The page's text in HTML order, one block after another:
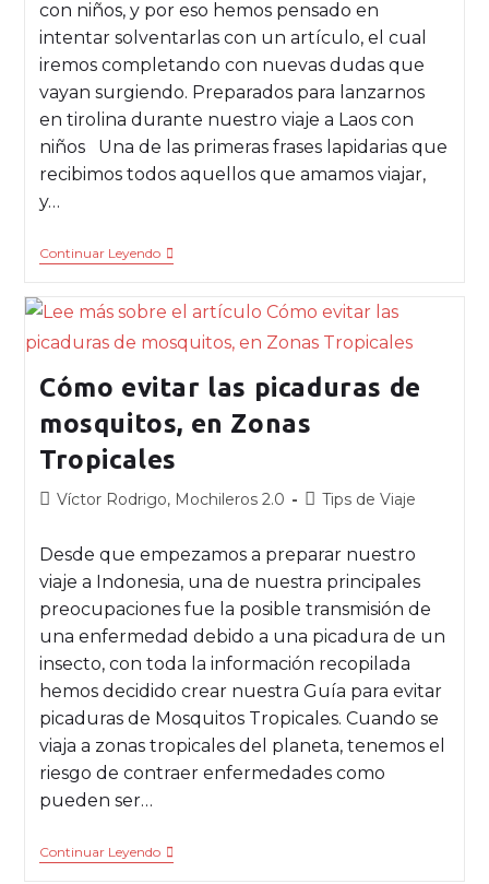
con niños, y por eso hemos pensado en
intentar solventarlas con un artículo, el cual
iremos completando con nuevas dudas que
vayan surgiendo. Preparados para lanzarnos
en tirolina durante nuestro viaje a Laos con
niños Una de las primeras frases lapidarias que
recibimos todos aquellos que amamos viajar,
y…
Continuar Leyendo
Cómo evitar las picaduras de
mosquitos, en Zonas
Tropicales
Víctor Rodrigo, Mochileros 2.0 Tips de Viaje
Desde que empezamos a preparar nuestro
viaje a Indonesia, una de nuestra principales
preocupaciones fue la posible transmisión de
una enfermedad debido a una picadura de un
insecto, con toda la información recopilada
hemos decidido crear nuestra Guía para evitar
picaduras de Mosquitos Tropicales. Cuando se
viaja a zonas tropicales del planeta, tenemos el
riesgo de contraer enfermedades como
pueden ser…
Continuar Leyendo